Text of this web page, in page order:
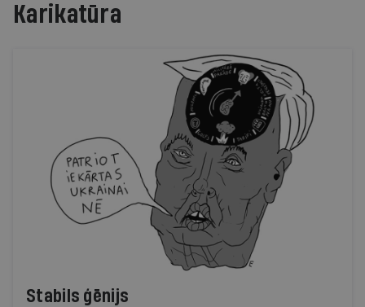
Karikatūra
Stabils ģēnijs